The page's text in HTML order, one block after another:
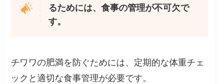
るためには、食事の管理が不可欠で
す。
チワワの肥満を防ぐためには、定期的な体重チェ
ックと適切な食事管理が必要です。